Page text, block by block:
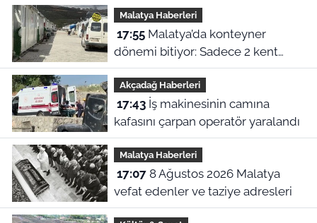
Malatya Haberleri
17:55Malatya’da konteyner
dönemi bitiyor: Sadece 2 kent
kalacak
Akçadağ Haberleri
17:43İş makinesinin camına
kafasını çarpan operatör yaralandı
Malatya Haberleri
17:078 Ağustos 2026 Malatya
vefat edenler ve taziye adresleri